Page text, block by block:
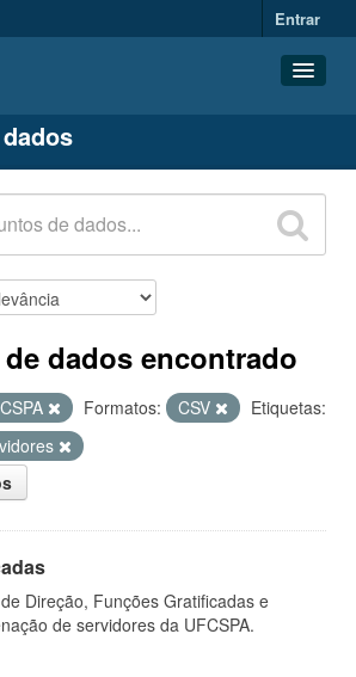
Entrar
dados encontrado
Formatos: CSV
Etiquetas:
Direção, Funções Gratificadas e
de servidores da UFCSPA.